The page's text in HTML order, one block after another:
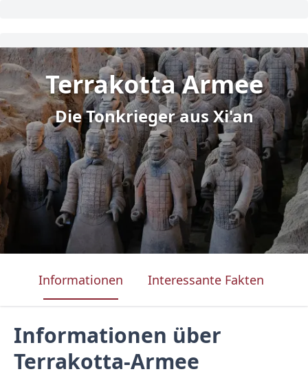
Terrakotta Armee
Die Tonkrieger aus Xi'an
Informationen Interessante Fakten
Informationen über
Terrakotta-Armee